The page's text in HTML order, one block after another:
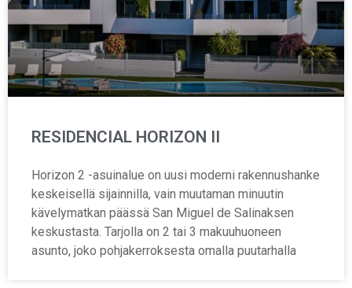
RESIDENCIAL HORIZON II
Horizon 2 -asuinalue on uusi moderni rakennushanke
keskeisellä sijainnilla, vain muutaman minuutin
kävelymatkan päässä San Miguel de Salinaksen
keskustasta. Tarjolla on 2 tai 3 makuuhuoneen
asunto, joko pohjakerroksesta omalla puutarhalla